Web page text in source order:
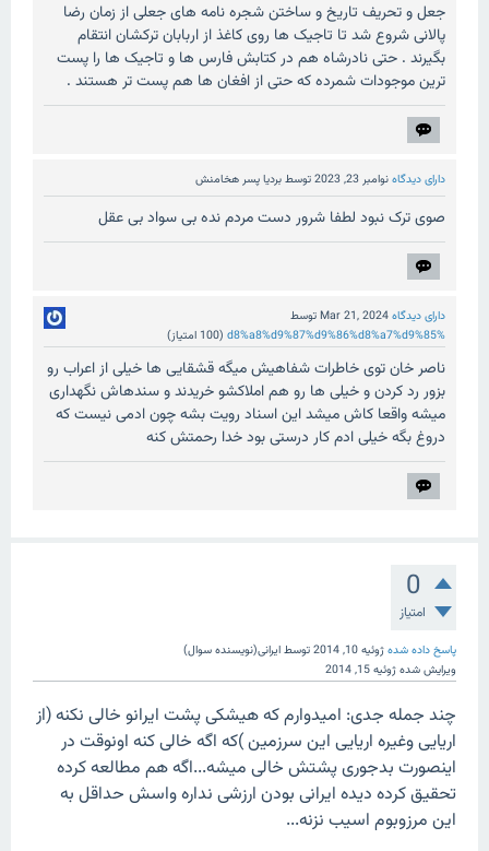
جعل و تحریف تاریخ و ساختن شجره نامه های جعلی از زمان رضا
پالانی شروع شد تا تاجیک ها روی کاغذ از اربابان ترکشان انتقام
بگیرند . حتی نادرشاه هم در کتابش فارس ها و تاجیک ها را پست
ترین موجودات شمرده که حتی از افغان ها هم پست تر هستند .
دارای دیدگاهنوامبر 23, 2023 توسطبردیا پسر هخامنش
صوی ترک نبود لطفا شرور دست مردم نده بی سواد بی عقل
دارای دیدگاهMar 21, 2024توسط
%d8%a8%d9%87%d9%86%d8%a7%d9%85
(
100 امتیاز)
ناصر خان توی خاطرات شفاهیش میگه قشقایی ها خیلی از اعراب رو
بزور رد کردن و خیلی ها رو هم املاکشو خریدند و سندهاش نگهداری
میشه واقعا کاش میشد این اسناد رویت بشه چون ادمی نیست که
دروغ بگه خیلی ادم کار درستی بود خدا رحمتش کنه
0
امتیاز
پاسخ داده شدهژوئیه 10, 2014 توسطایرانی(نویسنده سوال)
ویرایش شدهژوئیه 15, 2014
چند جمله جدی: امیدوارم که هیشکی پشت ایرانو خالی نکنه (از
اریایی وغیره اریایی این سرزمین )که اگه خالی کنه اونوقت در
اینصورت بدجوری پشتش خالی میشه...اگه هم مطالعه کرده
تحقیق کرده دیده ایرانی بودن ارزشی نداره واسش حداقل به
این مرزوبوم اسیب نزنه...